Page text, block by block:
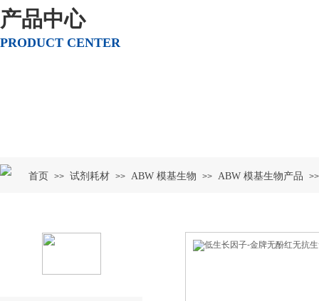
产品中心
PRODUCT CENTER
首页 >> 试剂耗材 >> ABW 模基生物 >> ABW 模基生物产品 >>